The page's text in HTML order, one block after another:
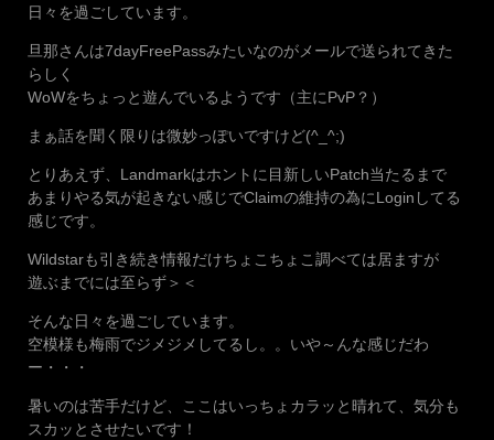
日々を過ごしています。
旦那さんは7dayFreePassみたいなのがメールで送られてきた
らしく
WoWをちょっと遊んでいるようです（主にPvP？）
まぁ話を聞く限りは微妙っぽいですけど(^_^;)
とりあえず、Landmarkはホントに目新しいPatch当たるまで
あまりやる気が起きない感じでClaimの維持の為にLoginしてる
感じです。
Wildstarも引き続き情報だけちょこちょこ調べては居ますが
遊ぶまでには至らず＞＜
そんな日々を過ごしています。
空模様も梅雨でジメジメしてるし。。いや～んな感じだわ
ー・・・
暑いのは苦手だけど、ここはいっちょカラッと晴れて、気分も
スカッとさせたいです！